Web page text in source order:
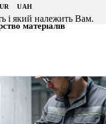
UAH
і який належить Вам.
матеріалів